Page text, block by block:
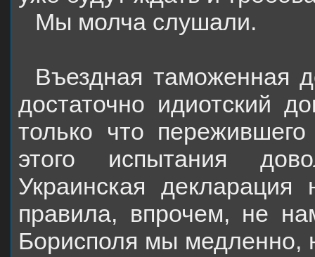
Мы молча слушали.
Въездная таможенная
достаточно идиотский
только что
этого испытания
Украинская
правила, впрочем, не
Борисполя мы медленно,